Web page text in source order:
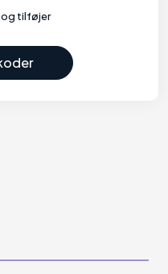
og tilføjer